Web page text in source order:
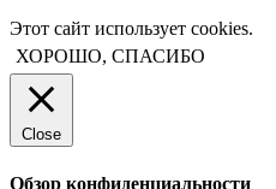
Этот сайт использует cookies.
ХОРОШО, СПАСИБО
Close
Обзор конфиденциальности